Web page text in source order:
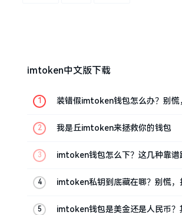
imtoken中文版下载
装错假imtoken钱包怎么办？别慌
我是丘imtoken来拯救你的钱包
imtoken钱包怎么下？这几种靠谱
imtoken私钥到底藏在哪？别慌，
imtoken钱包是美金还是人民币？